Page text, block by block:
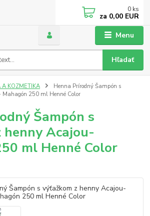
Menu
Hľadať
0 ks
za 0,00 EUR
A KOZMETIKA
Henna Prírodný Šampón s
250 ml Henné Color
Šampón s
henny Acajou-
ml Henné Color